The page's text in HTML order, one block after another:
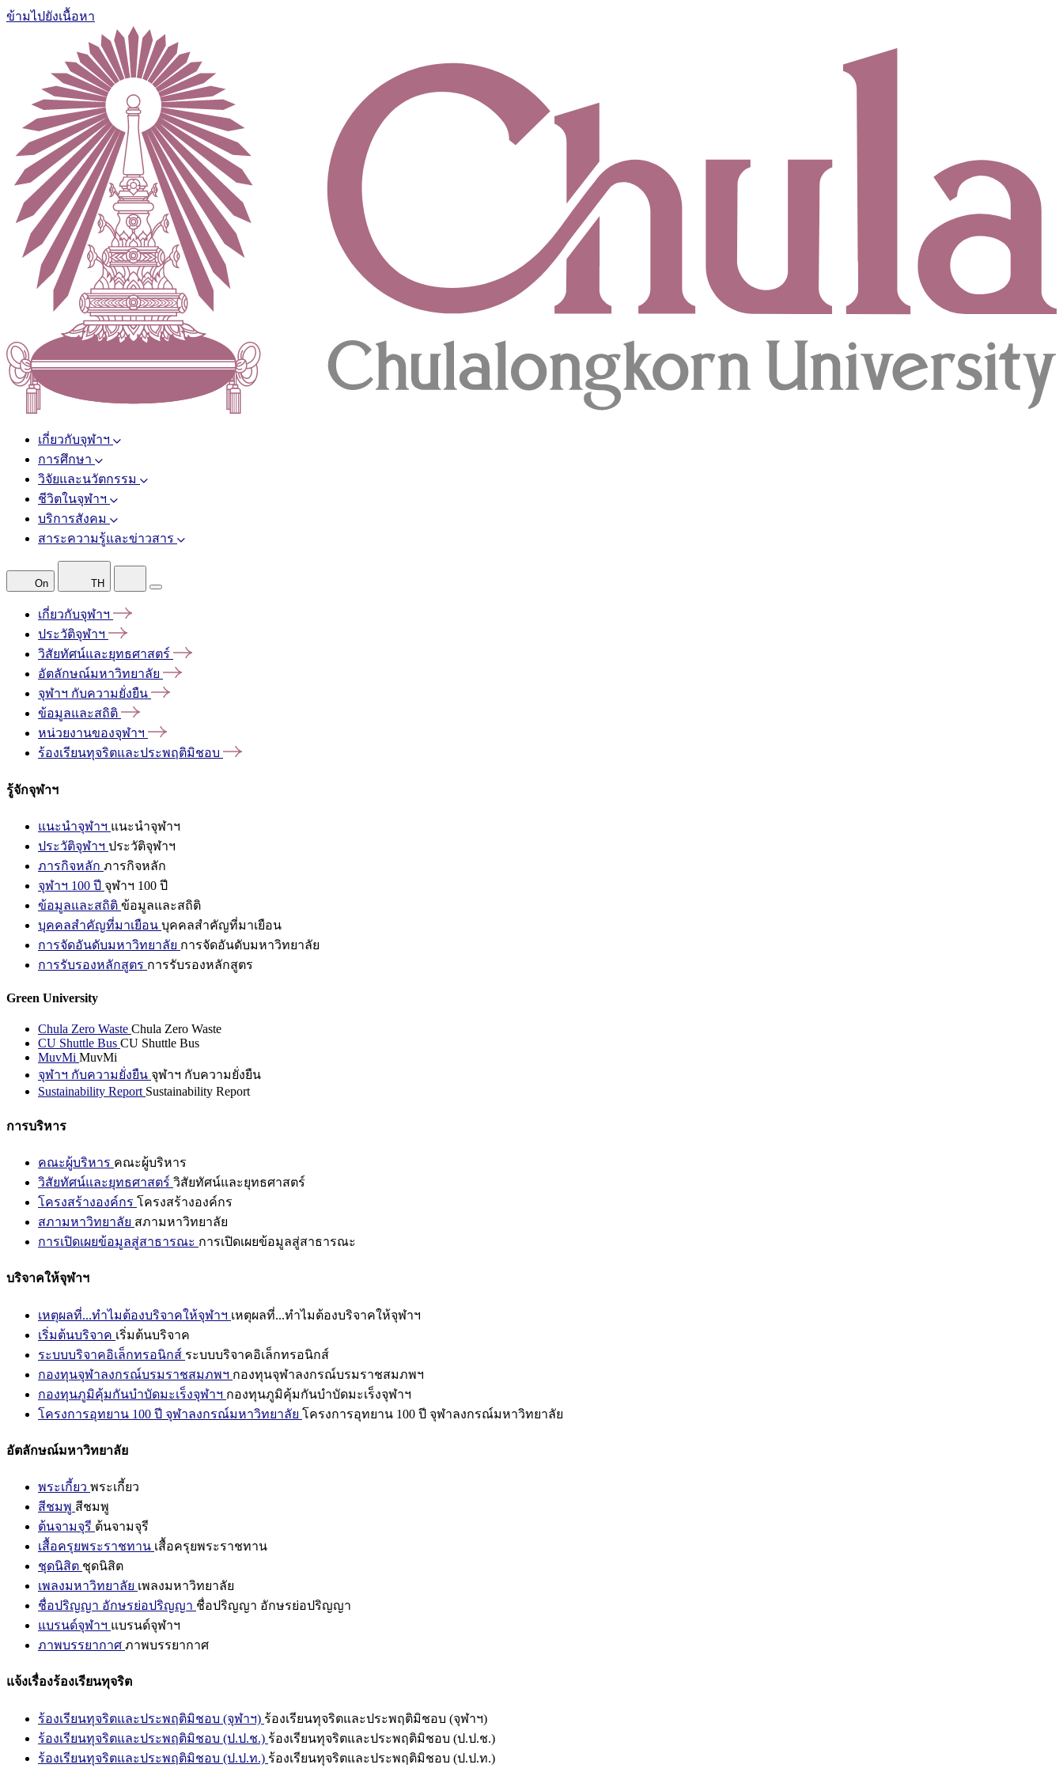
ข้ามไปยังเนื้อหา
เกี่ยวกับจุฬาฯ
การศึกษา
วิจัยและนวัตกรรม
ชีวิตในจุฬาฯ
บริการสังคม
สาระความรู้และข่าวสาร
On TH
เกี่ยวกับจุฬาฯ
ประวัติจุฬาฯ
วิสัยทัศน์และยุทธศาสตร์
อัตลักษณ์มหาวิทยาลัย
จุฬาฯ กับความยั่งยืน
ข้อมูลและสถิติ
หน่วยงานของจุฬาฯ
ร้องเรียนทุจริตและประพฤติมิชอบ
รู้จักจุฬาฯ
แนะนำจุฬาฯ แนะนำจุฬาฯ
ประวัติจุฬาฯ ประวัติจุฬาฯ
ภารกิจหลัก ภารกิจหลัก
จุฬาฯ 100 ปี จุฬาฯ 100 ปี
ข้อมูลและสถิติ ข้อมูลและสถิติ
บุคคลสำคัญที่มาเยือน บุคคลสำคัญที่มาเยือน
การจัดอันดับมหาวิทยาลัย การจัดอันดับมหาวิทยาลัย
การรับรองหลักสูตร การรับรองหลักสูตร
Green University
Chula Zero Waste Chula Zero Waste
CU Shuttle Bus CU Shuttle Bus
MuvMi MuvMi
จุฬาฯ กับความยั่งยืน จุฬาฯ กับความยั่งยืน
Sustainability Report Sustainability Report
การบริหาร
คณะผู้บริหาร คณะผู้บริหาร
วิสัยทัศน์และยุทธศาสตร์ วิสัยทัศน์และยุทธศาสตร์
โครงสร้างองค์กร โครงสร้างองค์กร
สภามหาวิทยาลัย สภามหาวิทยาลัย
การเปิดเผยข้อมูลสู่สาธารณะ การเปิดเผยข้อมูลสู่สาธารณะ
บริจาคให้จุฬาฯ
เหตุผลที่...ทำไมต้องบริจาคให้จุฬาฯ เหตุผลที่...ทำไมต้องบริจาคให้จุฬาฯ
เริ่มต้นบริจาค เริ่มต้นบริจาค
ระบบบริจาคอิเล็กทรอนิกส์ ระบบบริจาคอิเล็กทรอนิกส์
กองทุนจุฬาลงกรณ์บรมราชสมภพฯ กองทุนจุฬาลงกรณ์บรมราชสมภพฯ
กองทุนภูมิคุ้มกันบำบัดมะเร็งจุฬาฯ กองทุนภูมิคุ้มกันบำบัดมะเร็งจุฬาฯ
โครงการอุทยาน 100 ปี จุฬาลงกรณ์มหาวิทยาลัย โครงการอุทยาน 100 ปี จุฬาลงกรณ์มหาวิทยาลัย
อัตลักษณ์มหาวิทยาลัย
พระเกี้ยว พระเกี้ยว
สีชมพู สีชมพู
ต้นจามจุรี ต้นจามจุรี
เสื้อครุยพระราชทาน เสื้อครุยพระราชทาน
ชุดนิสิต ชุดนิสิต
เพลงมหาวิทยาลัย เพลงมหาวิทยาลัย
ชื่อปริญญา อักษรย่อปริญญา ชื่อปริญญา อักษรย่อปริญญา
แบรนด์จุฬาฯ แบรนด์จุฬาฯ
ภาพบรรยากาศ ภาพบรรยากาศ
แจ้งเรื่องร้องเรียนทุจริต
ร้องเรียนทุจริตและประพฤติมิชอบ (จุฬาฯ) ร้องเรียนทุจริตและประพฤติมิชอบ (จุฬาฯ)
ร้องเรียนทุจริตและประพฤติมิชอบ (ป.ป.ช.) ร้องเรียนทุจริตและประพฤติมิชอบ (ป.ป.ช.)
ร้องเรียนทุจริตและประพฤติมิชอบ (ป.ป.ท.) ร้องเรียนทุจริตและประพฤติมิชอบ (ป.ป.ท.)